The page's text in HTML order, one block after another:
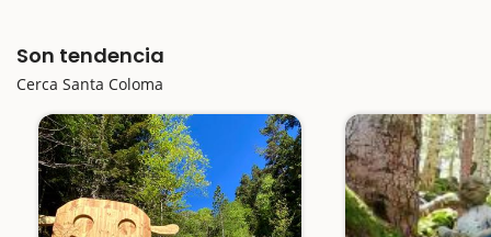
Son tendencia
Cerca Santa Coloma